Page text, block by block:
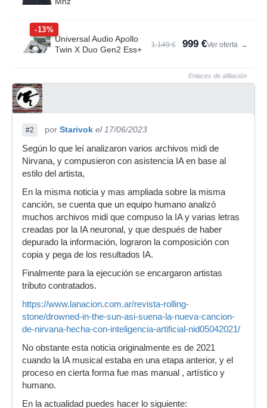
-13%
Universal Audio Apollo
Twin X Duo Gen2 Ess+
1.149 € 999 €Ver oferta →
Enlaces de afiliación
#2 por Starivok el 17/06/2023
Según lo que leí analizaron varios archivos midi de
Nirvana, y compusieron con asistencia IA en base al
estilo del artista,
En la misma noticia y mas ampliada sobre la misma
canción, se cuenta que un equipo humano analizó
muchos archivos midi que compuso la IA y varias letras
creadas por la IA neuronal, y que después de haber
depurado la información, lograron la composición con
copia y pega de los resultados IA.
Finalmente para la ejecución se encargaron artistas
tributo contratados.
https://www.lanacion.com.ar/revista-rolling-
stone/drowned-in-the-sun-asi-suena-la-nueva-cancion-
de-nirvana-hecha-con-inteligencia-artificial-nid05042021/
No obstante esta noticia originalmente es de 2021
cuando la IA musical estaba en una etapa anterior, y el
proceso en cierta forma fue mas manual , artístico y
humano.
En la actualidad puedes hacer lo siguiente: